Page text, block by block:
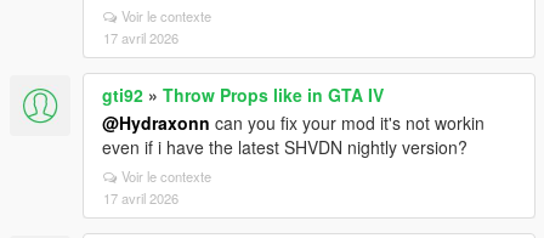
Voir le contexte
17 avril 2026
gti92 » Throw Props like in GTA IV
@Hydraxonn can you fix your mod it's not workin
even if i have the latest SHVDN nightly version?
Voir le contexte
17 avril 2026